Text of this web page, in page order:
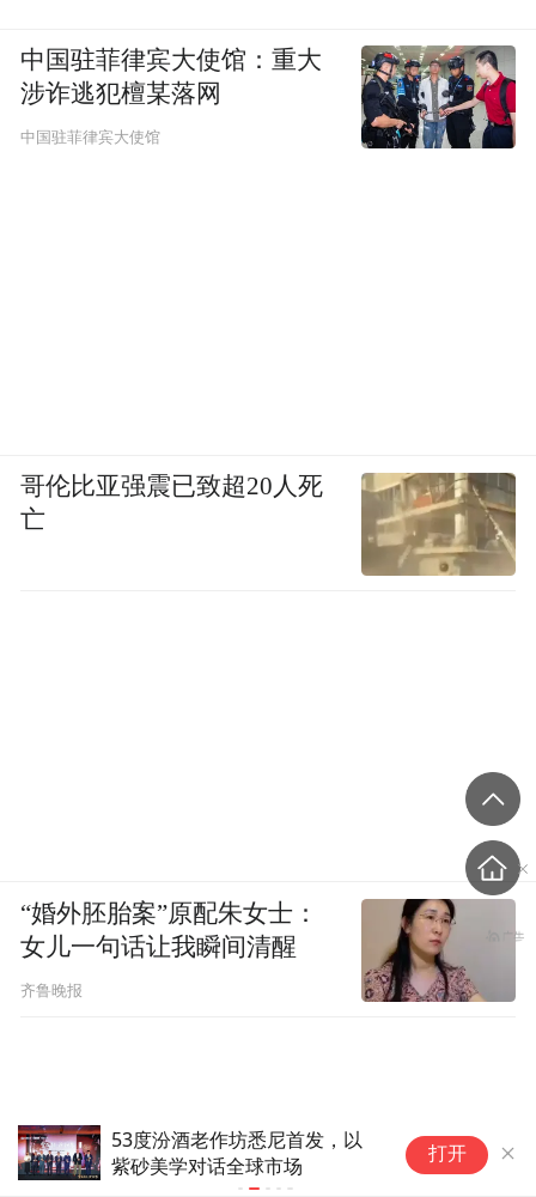
悦己不设限，一酒纳万物：
2026汾酒杨梅季解锁年轻化新
打开
中国驻菲律宾大使馆：重大
涉诈逃犯檀某落网
中国驻菲律宾大使馆
哥伦比亚强震已致超20人死
亡
“婚外胚胎案”原配朱女士：
女儿一句话让我瞬间清醒
齐鲁晚报